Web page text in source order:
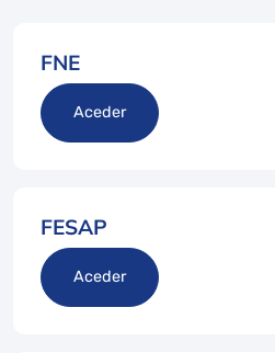
FNE
Aceder
FESAP
Aceder